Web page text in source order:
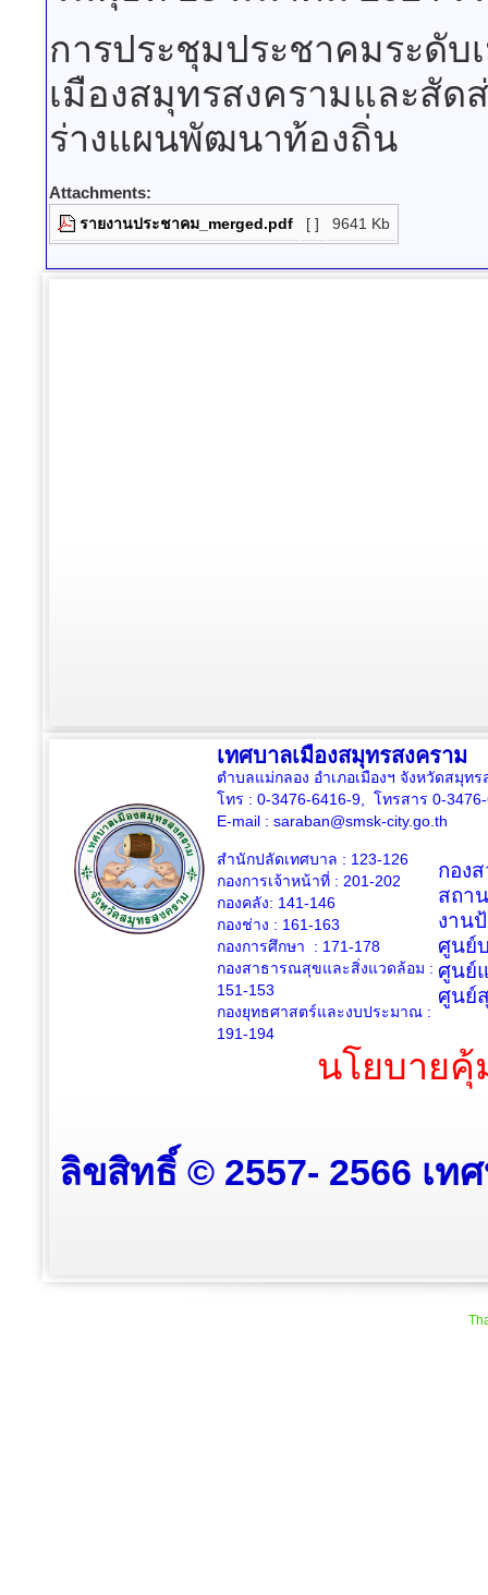
การประชุมประชาคมระดั
เมืองสมุทรสงครามและสัด
ร่างแผนพัฒนาท้องถิ่น
Attachments:
รายงานประชาคม_merged.pdf [ ] 9641 Kb
เทศบาลเมืองสมุทรสงคราม
ตำบลแม่กลอง อำเภอเมืองฯ จังหวัดสมุท
โทร : 0-3476-6416-9, โทรสาร 0-
E-mail : saraban@smsk-city.go.th
สำนักปลัดเทศบาล : 123-126
กองการเจ้าหน้าที่ : 201-202
กองคลัง: 141-146
กองช่าง : 161-163
กองการศึกษา : 171-178
กองสาธารณสุขและสิ่งแวดล้อม :
151-153
กองยุทธศาสตร์และงบประมาณ :
191-194
กอง
สถา
งาน
ศูนย์
ศูนย์
ศูนย์
นโยบาย
ลิขสิทธิ์ © 2557- 2566 เท